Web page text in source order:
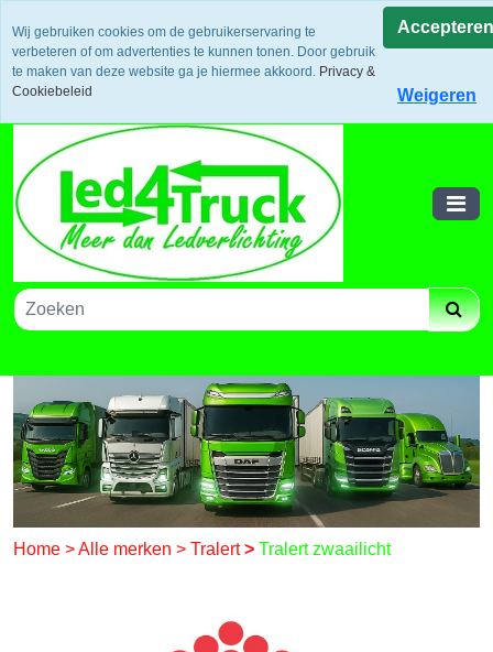
Uw voordeel: Gratis verzending vanaf €300,- in europa / 14
dagen bedenktijd en retouneren / Veilige betalingen /
Bestelling volgen via track and trace
Winkelwagen
Home >Alle merken > Tralert> Tralert zwaailicht
Wij gebruiken cookies om de gebruikerservaring te
verbeteren of om advertenties te kunnen tonen. Door gebruik
te maken van deze website ga je hiermee akkoord. Privacy &
Cookiebeleid
Accepteren
Weigeren